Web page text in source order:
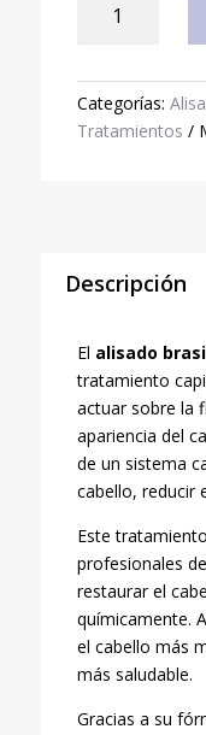
Alisado
Cacau
Paso
2
Categorías:
Tratamientos
Descripción
El alisado
tratamiento
actuar sobre la
apariencia del
de un sistema
cabello, reducir
Este
profesionales
restaurar el
químicamente.
el cabello más
más saludable.
Gracias a su